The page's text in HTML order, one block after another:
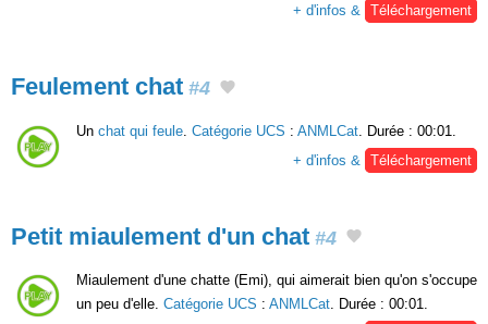
+ d'infos &
Téléchargement
Feulement chat #4
Un chat qui feule Catégorie UCS : ANMLCat . Durée : 00:01.
+ d'infos &
Téléchargement
Petit miaulement d'un chat #4
Miaulement d'une chatte (Emi), qui aimerait bien qu'on s'occupe
un peu d'elle. Catégorie UCS : ANMLCat. Durée : 00:01.